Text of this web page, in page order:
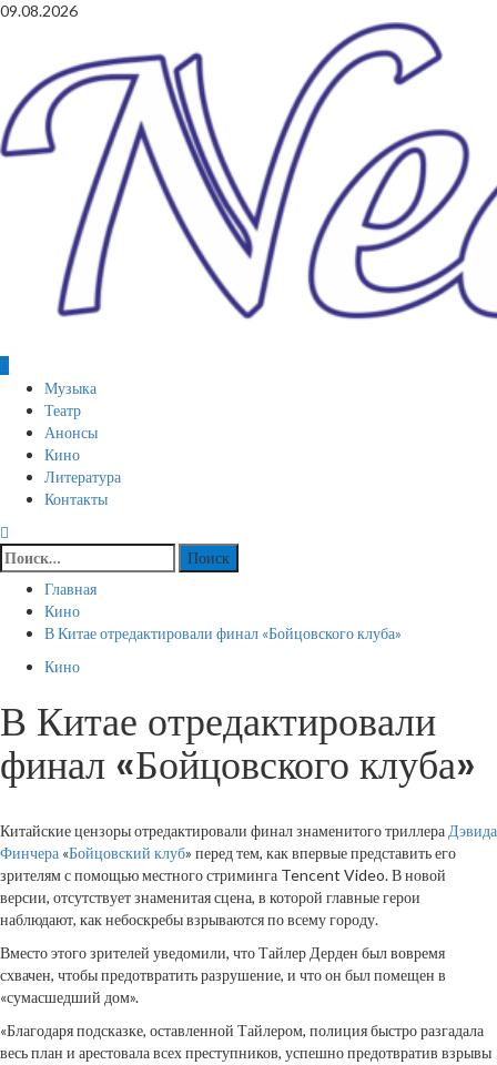
Перейти
09.08.2026
Основное
меню
Музыка
Театр
Анонсы
Кино
Литература
Контакты
Найти:
Главная
Кино
В Китае отредактировали финал «Бойцовского клуба»
Кино
В Китае отредактировали
финал «Бойцовского клуба»
Китайские цензоры отредактировали финал знаменитого триллера Дэвида
Финчера «Бойцовский клуб» перед тем, как впервые представить его
зрителям с помощью местного стриминга Tencent Video. В новой
версии, отсутствует знаменитая сцена, в которой главные герои
наблюдают, как небоскребы взрываются по всему городу.
Вместо этого зрителей уведомили, что Тайлер Дерден был вовремя
схвачен, чтобы предотвратить разрушение, и что он был помещен в
«сумасшедший дом».
«Благодаря подсказке, оставленной Тайлером, полиция быстро разгадала
весь план и арестовала всех преступников, успешно предотвратив взрывы